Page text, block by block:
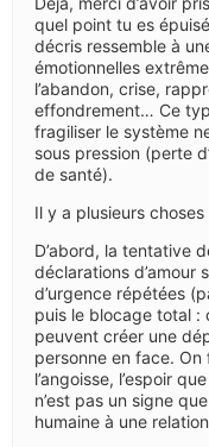
quel point tu es
décris ressemble à
émotionnelles
l’abandon, crise,
effondrement… Ce
fragiliser le système
sous pression (perte
de santé).
Il y a plusieurs
D’abord, la tentative
déclarations d’amour
d’urgence répétées
puis le blocage total :
peuvent créer une
personne en face. On
l’angoisse, l’espoir
n’est pas un signe
humaine à une